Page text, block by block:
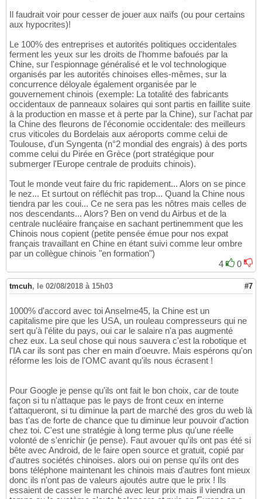
Il faudrait voir pour cesser de jouer aux naïfs (ou pour certains
aux hypocrites)!
Le 100% des entreprises et autorités politiques occidentales
ferment les yeux sur les droits de l'homme bafoués par la
Chine, sur l'espionnage généralisé et le vol technologique
organisés par les autorités chinoises elles-mêmes, sur la
concurrence déloyale également organisée par le
gouvernement chinois (exemple: La totalité des fabricants
occidentaux de panneaux solaires qui sont partis en faillite suite
à la production en masse et à perte par la Chine), sur l'achat par
la Chine des fleurons de l'économie occidentale: des meilleurs
crus viticoles du Bordelais aux aéroports comme celui de
Toulouse, d'un Syngenta (n°2 mondial des engrais) à des ports
comme celui du Pirée en Grèce (port stratégique pour
submerger l'Europe centrale de produits chinois).
Tout le monde veut faire du fric rapidement... Alors on se pince
le nez... Et surtout on réfléchit pas trop... Quand la Chine nous
tiendra par les coui... Ce ne sera pas les nôtres mais celles de
nos descendants... Alors? Ben on vend du Airbus et de la
centrale nucléaire française en sachant pertinemment que les
Chinois nous copient (petite pensée émue pour nos expat
français travaillant en Chine en étant suivi comme leur ombre
par un collègue chinois "en formation")
4
0
tmcuh, le 02/08/2018 à 15h03 #7
1000% d'accord avec toi Anselme45, la Chine est un
capitalisme pire que les USA, un rouleau compresseurs qui ne
sert qu'à l'élite du pays, oui car le salaire n'a pas augmenté
chez eux. La seul chose qui nous sauvera c'est la robotique et
l'IA car ils sont pas cher en main d'oeuvre. Mais espérons qu'on
réforme les lois de l'OMC avant qu'ils nous écrasent !
Pour Google je pense qu'ils ont fait le bon choix, car de toute
façon si tu n'attaque pas le pays de front ceux en interne
t'attaqueront, si tu diminue la part de marché des gros du web là
bas t'as de forte de chance que tu diminue leur pouvoir d'action
chez toi. C'est une stratégie à long terme plus qu'une réelle
volonté de s'enrichir (je pense). Faut avouer qu'ils ont pas été si
bête avec Android, de le faire open source et gratuit, copié par
d'autres sociétés chinoises. alors oui on pense qu'ils ont des
bons téléphone maintenant les chinois mais d'autres font mieux
donc ils n'ont pas de valeurs ajoutés autre que le prix ! Ils
essaient de casser le marché avec leur prix mais il viendra un